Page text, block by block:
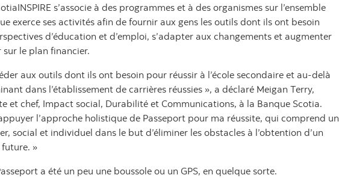
s’associe à des programmes et à des organismes sur l’ensemble
exerce ses activités afin de fournir aux gens les outils dont ils ont besoin
d’éducation et d’emploi, s’adapter aux changements et augmenter
sur le plan financier.
aux outils dont ils ont besoin pour réussir à l’école secondaire et au-delà
dans l’établissement de carrières réussies », a déclaré Meigan Terry,
et chef, Impact social, Durabilité et Communications, à la Banque Scotia.
l’approche holistique de Passeport pour ma réussite, qui comprend un
social et individuel dans le but d’éliminer les obstacles à l’obtention d’un
»
a été un peu une boussole ou un GPS, en quelque sorte.